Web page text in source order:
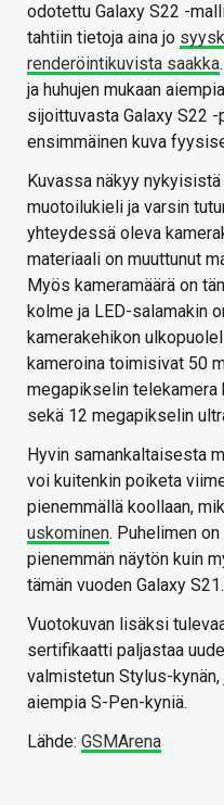
odotettu Galaxy S22 -
tahtiin tietoja aina jo
renderöintikuvista saakka
ja huhujen mukaan
sijoittuvasta Galaxy S22
ensimmäinen kuva
Kuvassa näkyy
muotoilukieli ja varsin
yhteydessä oleva
materiaali on muuttunut
Myös kameramäärä on
kolme ja LED-salamakin
kamerakehikon
kameroina toimisivat 50
megapikselin
sekä 12 megapikselin
Hyvin samankaltaisesta
voi kuitenkin poiketa
pienemmällä koollaan,
uskominen. Puhelimen
pienemmän näytön kuin
tämän vuoden Galaxy S21.
Vuotokuvan lisäksi
sertifikaatti paljastaa
valmistetun Stylus-
aiempia S-Pen-kyniä.
Lähde: GSMArena